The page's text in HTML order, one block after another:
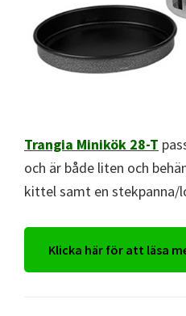
Trangia Minikök 28-T
och är både liten och
kittel samt en stekpanna/
Klicka här för att läsa